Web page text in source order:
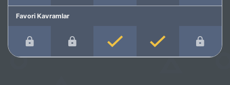
Favori Kavramlar